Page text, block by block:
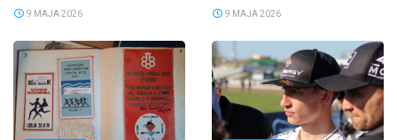
9 MAJA 2026 9 MAJA 2026